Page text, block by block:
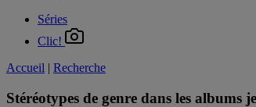
Séries
Clic!
Accueil | Recherche
Stéréotypes de genre dans les albums